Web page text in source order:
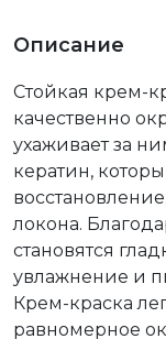
Описание
Стойкая крем-
качественно
ухаживает за
кератин,
локона.
становятся
увлажнение и
Крем-краска
равномерное